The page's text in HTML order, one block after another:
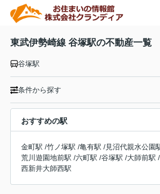
東武伊勢崎線 谷塚駅の不動産一覧
谷塚駅
条件から探す
おすすめの駅
金町駅 /竹ノ塚駅 /亀有駅 /見沼代親水公園
荒川遊園地前駅 /六町駅 /谷塚駅 /大師前駅 /
西新井大師西駅